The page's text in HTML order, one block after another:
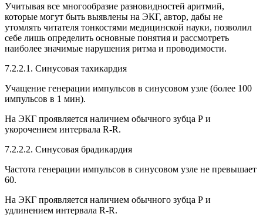
Учитывая все многообразие разновидностей аритмий,
которые могут быть выявлены на ЭКГ, автор, дабы не
утомлять читателя тонкостями медицинской науки, позволил
себе лишь определить основные понятия и рассмотреть
наиболее значимые нарушения ритма и проводимости.
7.2.2.1. Синусовая тахикардия
Учащение генерации импульсов в синусовом узле (более 100
импульсов в 1 мин).
На ЭКГ проявляется наличием обычного зубца Р и
укорочением интервала R-R.
7.2.2.2. Синусовая брадикардия
Частота генерации импульсов в синусовом узле не превышает
60.
На ЭКГ проявляется наличием обычного зубца Р и
удлинением интервала R-R.